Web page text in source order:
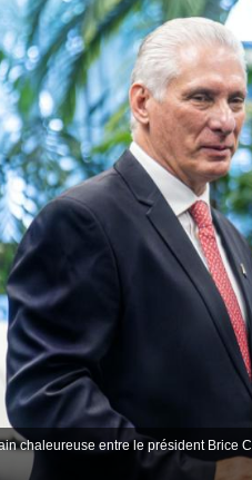
chaleureuse entre le président Brice